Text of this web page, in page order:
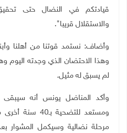
قيادتكم في النضال حتى
والاستقلال قريبا".
وأضاف: نستمد قوتنا من أهلنا
وهذا الاحتضان الذي وجدته اليوم
لم يسبق له مثيل.
وأكد المناضل يونس أنه
ومستعد للتضحية
مرحلة نضالية وسيكمل المشوار